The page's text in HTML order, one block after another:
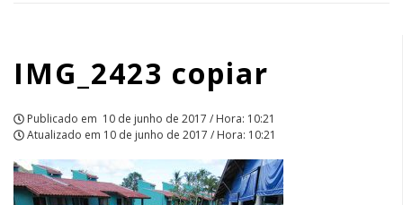
IMG_2423 copiar
Publicado em 10 de junho de 2017 / Hora: 10:21
Atualizado em 10 de junho de 2017 / Hora: 10:21